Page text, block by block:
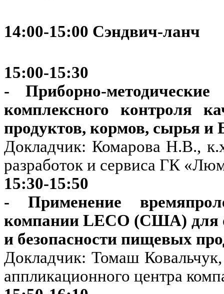
14:00-15:00 Сэндвич-ланч
15:00-15:30
- Приборно-
комплексного контроля
продуктов, кормов, сырья
Докладчик: Комарова Н.В.,
разработок и сервиса ГК
15:30-15:50
- Применение
компании LECO (США) для
и безопасности пищевых
Докладчик: Томаш
аппликационного центра